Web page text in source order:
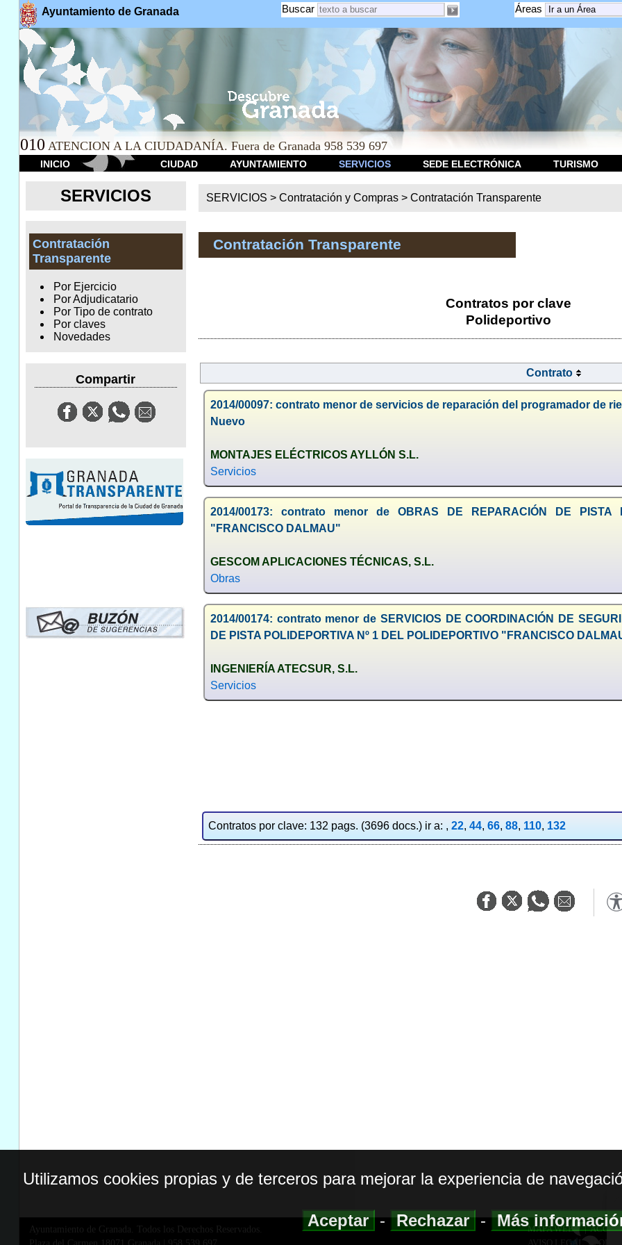
Ayuntamiento de Granada Áreas
Buscar
010 ATENCION A LA CIUDADANÍA. Fuera de Granada 958 539 697
INICIO CIUDAD AYUNTAMIENTO SERVICIOS SEDE ELECTRÓNICA TURISMO
SERVICIOS
Contratación
Transparente
Por Ejercicio
Por Adjudicatario
Por Tipo de contrato
Por claves
Novedades
Compartir
SERVICIOS >Contratación y Compras >Contratación Transparente
Contratación Transparente
Contratos por clave
Polideportivo
Contrato
2014/00097: contrato menor de servicios de reparación del programador de
Nuevo
MONTAJES ELÉCTRICOS AYLLÓN S.L.
Servicios
2014/00173: contrato menor de OBRAS DE REPARACIÓN DE PISTA
"FRANCISCO DALMAU"
GESCOM APLICACIONES TÉCNICAS, S.L.
Obras
2014/00174: contrato menor de SERVICIOS DE COORDINACIÓN DE
DE PISTA POLIDEPORTIVA Nº 1 DEL POLIDEPORTIVO "FRANCISCO
INGENIERÍA ATECSUR, S.L.
Servicios
Contratos por clave: 132 pags. (3696 docs.) ir a: , 22, 44, 66, 88, 110, 132
Ayuntamiento de Granada. Todos los Derechos Reservados.
MAPA WEB|
AVISO LEGAL|
Utilizamos cookies propias y de terceros para mejorar la experiencia de
Aceptar-Rechazar-Más